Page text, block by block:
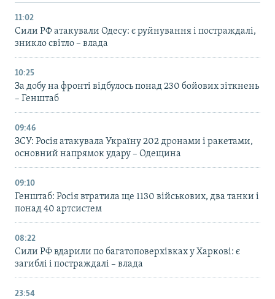
11:02
Сили РФ атакували Одесу: є руйнування і постраждалі,
зникло світло – влада
10:25
За добу на фронті відбулось понад 230 бойових зіткнень
– Генштаб
09:46
ЗСУ: Росія атакувала Україну 202 дронами і ракетами,
основний напрямок удару – Одещина
09:10
Генштаб: Росія втратила ще 1130 військових, два танки і
понад 40 артсистем
08:22
Сили РФ вдарили по багатоповерхівках у Харкові: є
загиблі і постраждалі – влада
23:54